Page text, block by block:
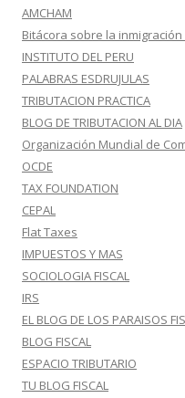
AMCHAM
Bitácora sobre la inmigración
INSTITUTO DEL PERU
PALABRAS ESDRUJULAS
TRIBUTACION PRACTICA
BLOG DE TRIBUTACION AL DIA
Organización Mundial de
OCDE
TAX FOUNDATION
CEPAL
Flat Taxes
IMPUESTOS Y MAS
SOCIOLOGIA FISCAL
IRS
EL BLOG DE LOS PARAISOS
BLOG FISCAL
ESPACIO TRIBUTARIO
TU BLOG FISCAL